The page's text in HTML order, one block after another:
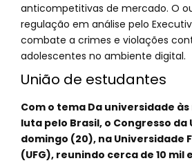
anticompetitivas de mercado. O
regulação em análise pelo
combate a crimes e violações
adolescentes no ambiente digital.
União de estudantes
Com o tema Da universidade
luta pelo Brasil, o Congresso da
domingo (20), na Universidade
(UFG), reunindo cerca de 10 mil